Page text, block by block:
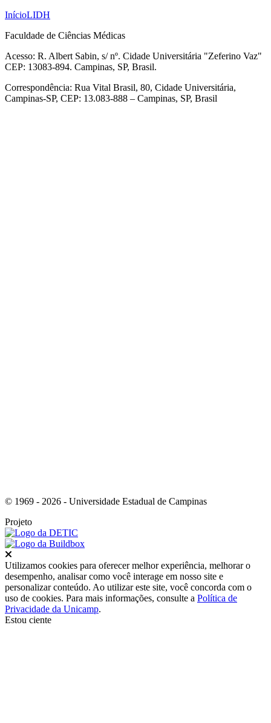
InícioLIDH
Faculdade de Ciências Médicas
Acesso: R. Albert Sabin, s/ nº. Cidade Universitária "Zeferino Vaz"
CEP: 13083-894. Campinas, SP, Brasil.
Correspondência: Rua Vital Brasil, 80, Cidade Universitária,
Campinas-SP, CEP: 13.083-888 – Campinas, SP, Brasil
© 1969 - 2026 - Universidade Estadual de Campinas
Projeto
Utilizamos cookies para oferecer melhor experiência, melhorar o
desempenho, analisar como você interage em nosso site e
personalizar conteúdo. Ao utilizar este site, você concorda com o
uso de cookies. Para mais informações, consulte a Política de
Privacidade da Unicamp.
Estou ciente